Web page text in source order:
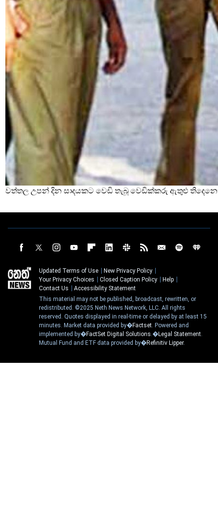
වත්තල උපන් දින සාදයකට වෙඩි තැබූ වෙඩික්කරු ඇතුළු
Updated Terms of Use
New Privacy Policy
Your Privacy Choices
Closed Caption Policy
Help
Contact Us
Accessibility Statement
This material may not be published, broadcast, rewritten, or
redistributed. ©2025 Neth News Network, LLC. All rights
reserved. Quotes displayed in real-time or delayed by at least 15
minutes. Market data provided by�Factset . Powered and
implemented by�FactSet Digital Solutions .�Legal Statement
Mutual Fund and ETF data provided by�Refinitiv Lipper.